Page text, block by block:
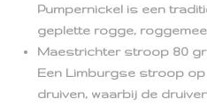
Pumpernickel is een
geplette rogge,
Maestrichter stroop 80
Een Limburgse stroop
druiven, waarbij de